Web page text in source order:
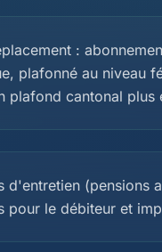
:
plafonné au niveau
plafond cantonal plus
d'entretien (pensions
pour le débiteur et